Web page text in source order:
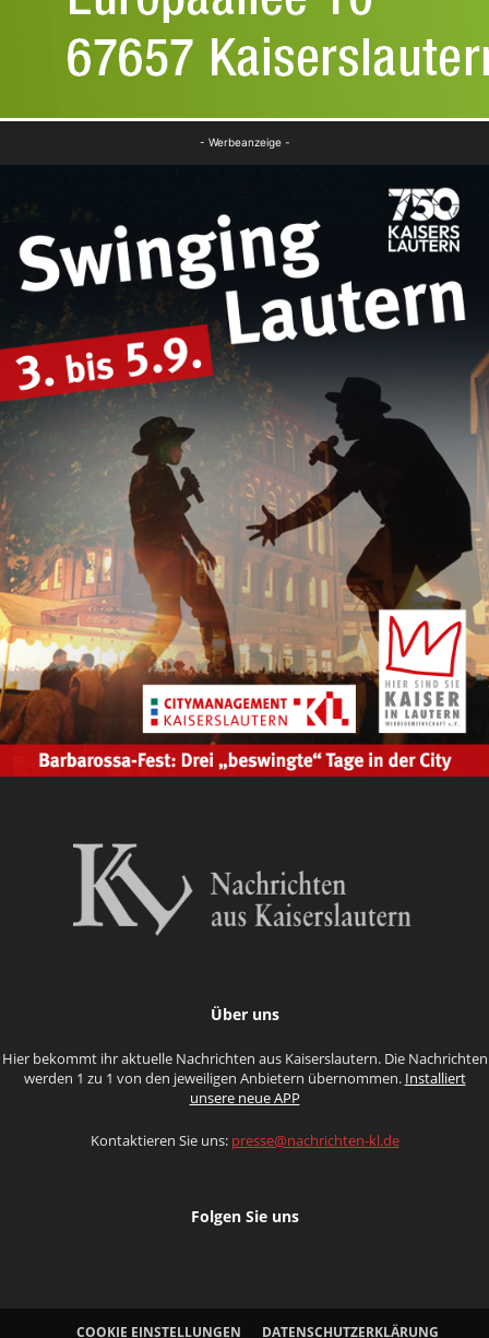
- Werbeanzeige -
Über uns
Hier bekommt ihr aktuelle Nachrichten aus Kaiserslautern. Die Nachrichten
werden 1 zu 1 von den jeweiligen Anbietern übernommen. Installiert
unsere neue APP
Kontaktieren Sie uns: presse@nachrichten-kl.de
Folgen Sie uns
COOKIE EINSTELLUNGEN DATENSCHUTZERKLÄRUNG